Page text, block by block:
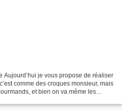
comme des croques monsieur, mais
et bien on va même les